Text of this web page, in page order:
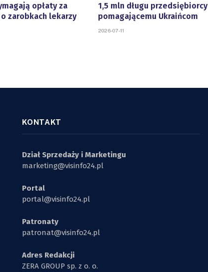
opłaty za
zarobkach lekarzy
1,5 mln długu przedsiębiorcy
pomagającemu Ukraińcom
2026-07-11
KONTAKT
Dział Sprzedaży i Marketingu
marketing@visinfo24.pl
Portal
portal@visinfo24.pl
Patronaty
patronat@visinfo24.pl
Adres Redakcji
ZERA GROUP sp. z o. o.